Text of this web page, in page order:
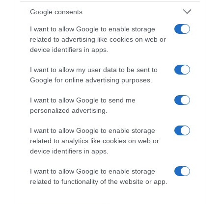
Google consents
I want to allow Google to enable storage
related to advertising like cookies on web or
device identifiers in apps.
I want to allow my user data to be sent to
Google for online advertising purposes.
I want to allow Google to send me
personalized advertising.
I want to allow Google to enable storage
related to analytics like cookies on web or
device identifiers in apps.
I want to allow Google to enable storage
related to functionality of the website or app.
2026-08-06.
Lemondta esküvőjét Nemes Anna